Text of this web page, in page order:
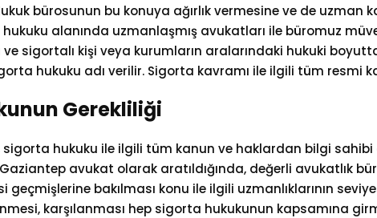
bürosunun bu konuya ağırlık vermesine ve de
alanında uzmanlaşmış avukatları ile büromuz
ve sigortalı kişi veya kurumların aralarındaki hukuki
hukuku adı verilir. Sigorta kavramı ile ilgili tüm resmi
Gerekliliği
sigorta hukuku ile ilgili tüm kanun ve haklardan bilgi
Gaziantep avukat olarak aratıldığında, değerli avukatlık
geçmişlerine bakılması konu ile ilgili uzmanlıklarının
karşılanması hep sigorta hukukunun kapsamına